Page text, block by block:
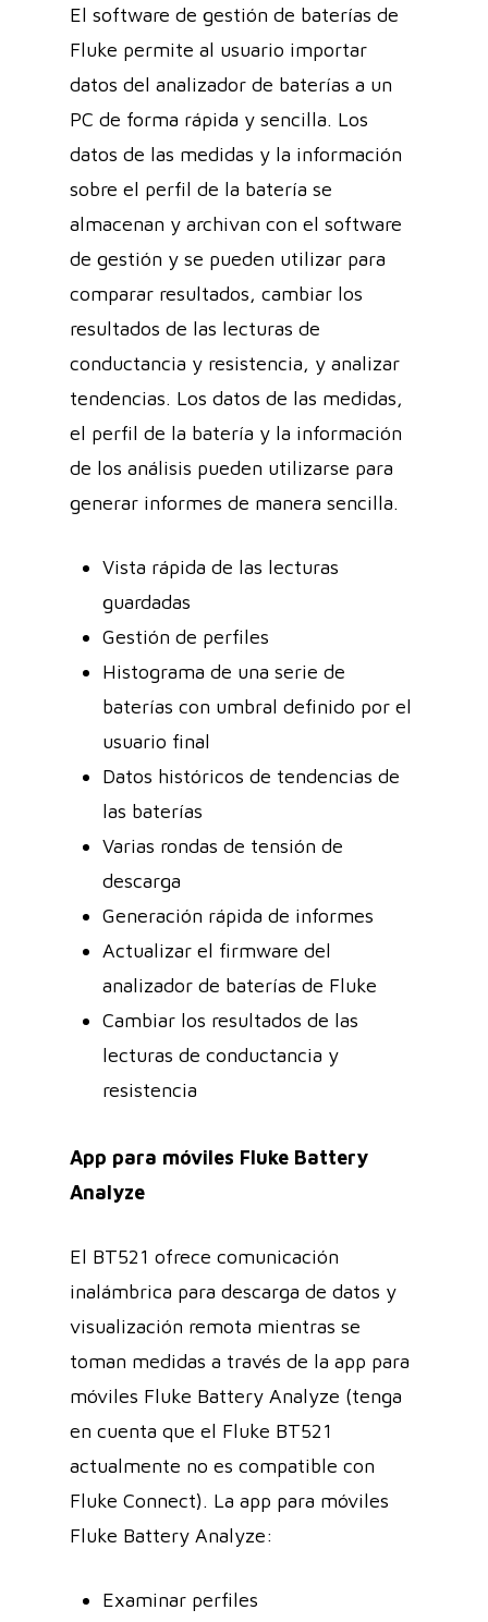
El software de gestión de baterías de
Fluke permite al usuario importar
datos del analizador de baterías a un
PC de forma rápida y sencilla. Los
datos de las medidas y la información
sobre el perfil de la batería se
almacenan y archivan con el software
de gestión y se pueden utilizar para
comparar resultados, cambiar los
resultados de las lecturas de
conductancia y resistencia, y analizar
tendencias. Los datos de las medidas,
el perfil de la batería y la información
de los análisis pueden utilizarse para
generar informes de manera sencilla.
Vista rápida de las lecturas
guardadas
Gestión de perfiles
Histograma de una serie de
baterías con umbral definido por el
usuario final
Datos históricos de tendencias de
las baterías
Varias rondas de tensión de
descarga
Generación rápida de informes
Actualizar el firmware del
analizador de baterías de Fluke
Cambiar los resultados de las
lecturas de conductancia y
resistencia
App para móviles Fluke Battery
Analyze
El BT521 ofrece comunicación
inalámbrica para descarga de datos y
visualización remota mientras se
toman medidas a través de la app para
móviles Fluke Battery Analyze (tenga
en cuenta que el Fluke BT521
actualmente no es compatible con
Fluke Connect). La app para móviles
Fluke Battery Analyze:
Examinar perfiles